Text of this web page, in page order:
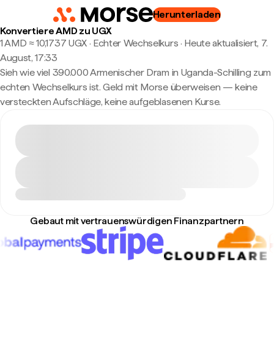
Herunterladen
Konvertiere AMD zu UGX
1 AMD ≈ 10,1737 UGX · Echter Wechselkurs · Heute aktualisiert, 7.
August, 17:33
Sieh wie viel 390.000 Armenischer Dram in Uganda-Schilling zum
echten Wechselkurs ist. Geld mit Morse überweisen — keine
versteckten Aufschläge, keine aufgeblasenen Kurse.
Gebaut mit vertrauenswürdigen Finanzpartnern